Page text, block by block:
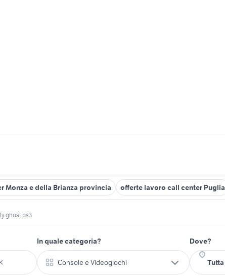
Monza e della Brianza provincia offerte lavoro call center Puglia
ghost ps3
In quale categoria?
Console e Videogiochi
Dove?